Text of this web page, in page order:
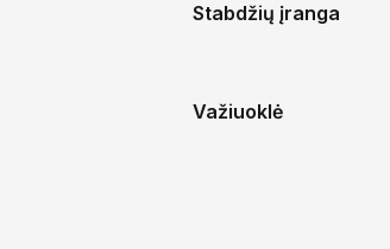
Stabdžių įranga
Važiuoklė